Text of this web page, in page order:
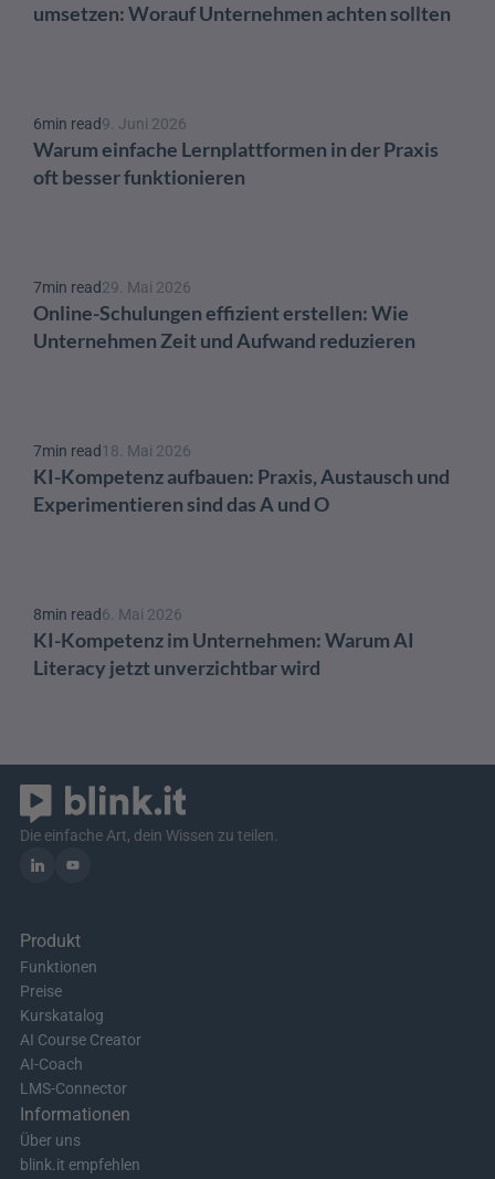
umsetzen: Worauf Unternehmen achten sollten
6min read9. Juni 2026
Warum einfache Lernplattformen in der Praxis
oft besser funktionieren
7min read29. Mai 2026
Online-Schulungen effizient erstellen: Wie
Unternehmen Zeit und Aufwand reduzieren
7min read18. Mai 2026
KI-Kompetenz aufbauen: Praxis, Austausch und
Experimentieren sind das A und O
8min read6. Mai 2026
KI-Kompetenz im Unternehmen: Warum AI
Literacy jetzt unverzichtbar wird
Die einfache Art, dein Wissen zu teilen.
Produkt
Funktionen
Preise
Kurskatalog
AI Course Creator
AI-Coach
LMS-Connector
Informationen
Über uns
blink.it empfehlen